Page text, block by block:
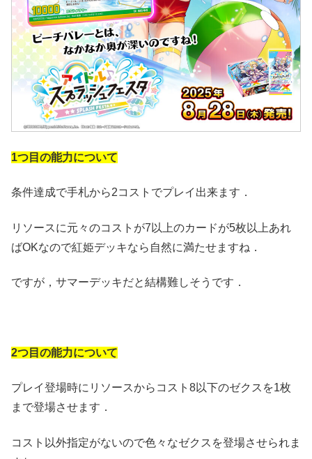
1つ目の能力について
条件達成で手札から2コストでプレイ出来ます．
リソースに元々のコストが7以上のカードが5枚以上あれ
ばOKなので紅姫デッキなら自然に満たせますね．
ですが，サマーデッキだと結構難しそうです．
2つ目の能力について
プレイ登場時にリソースからコスト8以下のゼクスを1枚
まで登場させます．
コスト以外指定がないので色々なゼクスを登場させられま